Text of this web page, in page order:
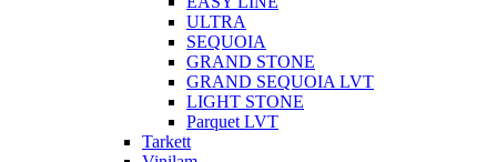
ULTRA
SEQUOIA
GRAND STONE
GRAND SEQUOIA LVT
LIGHT STONE
Parquet LVT
Tarkett